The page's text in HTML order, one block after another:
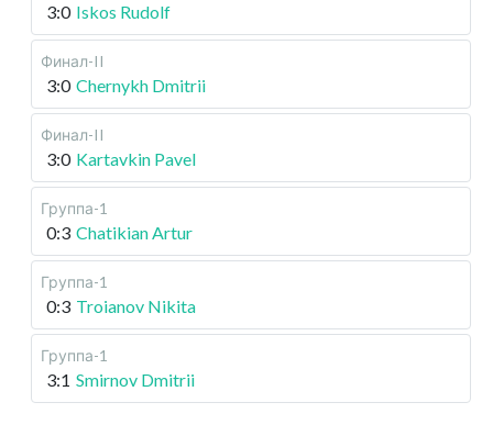
3:0 Iskos Rudolf
Финал-II
3:0 Chernykh Dmitrii
Финал-II
3:0 Kartavkin Pavel
Группа-1
0:3 Chatikian Artur
Группа-1
0:3 Troianov Nikita
Группа-1
3:1 Smirnov Dmitrii